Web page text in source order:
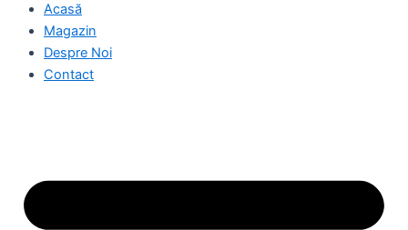
Acasă
Magazin
Despre Noi
Contact